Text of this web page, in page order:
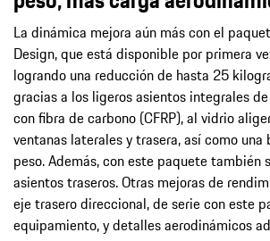
La dinámica mejora aún más con el
Design, que está disponible por primera
logrando una reducción de hasta 25
gracias a los ligeros asientos integrales
con fibra de carbono (CFRP), al vidrio
ventanas laterales y trasera, así como
peso. Además, con este paquete también
asientos traseros. Otras mejoras de
eje trasero direccional, de serie con este
equipamiento, y detalles aerodinámicos